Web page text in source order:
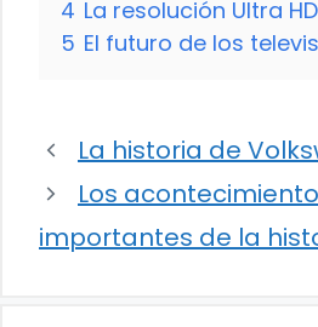
4 La resolución Ultra
5 El futuro de los
La historia de
Los
importantes de la